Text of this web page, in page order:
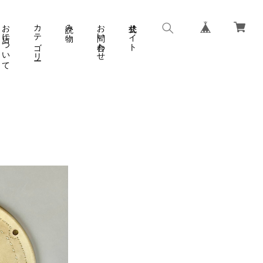
お店について カテゴリー 読み物 お問い合わせ 公式サイト